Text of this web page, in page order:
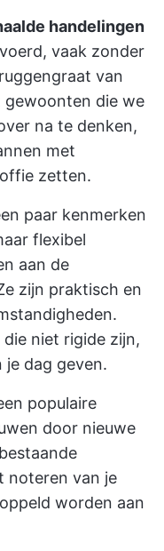
handelingen
vaak zonder
van
gewoonten die we
na te denken,
met
zetten.
paar kenmerken
flexibel
aan de
zijn praktisch en
niet rigide zijn,
je dag geven.
populaire
door nieuwe
noteren van je
worden aan